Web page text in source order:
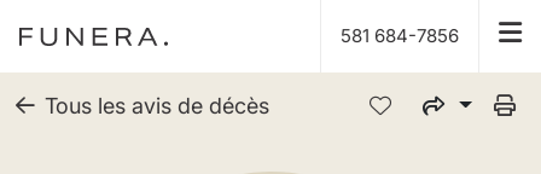
581 684-7856
Tous les avis de décès